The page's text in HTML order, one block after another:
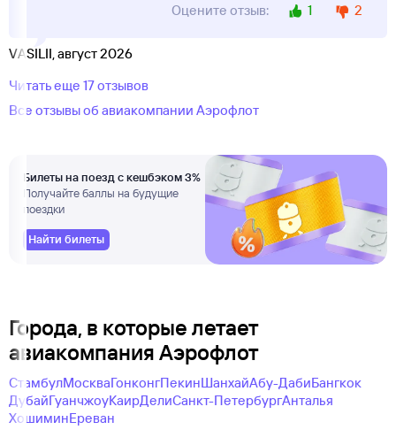
Оцените отзыв:
1 2
VASILII, август 2026
Читать еще 17 отзывов
Все отзывы об авиакомпании Аэрофлот
Билеты на поезд с кешбэком 3%
Получайте баллы на будущие
поездки
Найти билеты
Города, в которые летает
авиакомпания Аэрофлот
СтамбулМоскваГонконгПекинШанхайАбу-ДабиБангкок
ДубайГуанчжоуКаирДелиСанкт-ПетербургАнталья
ХошиминЕреван